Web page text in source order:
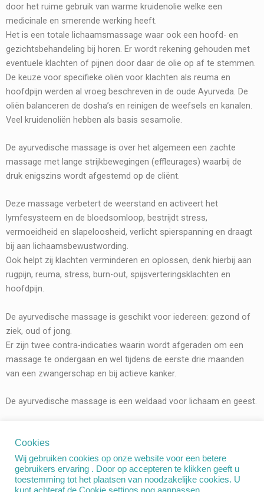
door het ruime gebruik van warme kruidenolie welke een
medicinale en smerende werking heeft.
Het is een totale lichaamsmassage waar ook een hoofd- en
gezichtsbehandeling bij horen. Er wordt rekening gehouden met
eventuele klachten of pijnen door daar de olie op af te stemmen.
De keuze voor specifieke oliën voor klachten als reuma en
hoofdpijn werden al vroeg beschreven in de oude Ayurveda. De
oliën balanceren de dosha’s en reinigen de weefsels en kanalen.
Veel kruidenoliën hebben als basis sesamolie.
De ayurvedische massage is over het algemeen een zachte
massage met lange strijkbewegingen (effleurages) waarbij de
druk enigszins wordt afgestemd op de cliënt.
Deze massage verbetert de weerstand en activeert het
lymfesysteem en de bloedsomloop, bestrijdt stress,
vermoeidheid en slapeloosheid, verlicht spierspanning en draagt
bij aan lichaamsbewustwording.
Ook helpt zij klachten verminderen en oplossen, denk hierbij aan
rugpijn, reuma, stress, burn-out, spijsverteringsklachten en
hoofdpijn.
De ayurvedische massage is geschikt voor iedereen: gezond of
ziek, oud of jong.
Er zijn twee contra-indicaties waarin wordt afgeraden om een
massage te ondergaan en wel tijdens de eerste drie maanden
van een zwangerschap en bij actieve kanker.
De ayurvedische massage is een weldaad voor lichaam en geest.
Copyright © 2026 Ayurmas |
Cookies
Wij gebruiken cookies op onze website voor een betere
gebruikers ervaring . Door op accepteren te klikken geeft u
toestemming tot het plaatsen van noodzakelijke cookies. U